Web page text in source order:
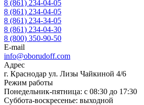
8 (861) 234-04-05
8 (861) 234-04-05
8 (861) 234-34-05
8 (861) 234-04-30
8 (800) 350-90-50
E-mail
info@oborudoff.com
Адрес
г. Краснодар ул. Лизы Чайкиной 4/6
Режим работы
Понедельник-пятница: с 08:30 до 17:30
Суббота-воскресенье: выходной